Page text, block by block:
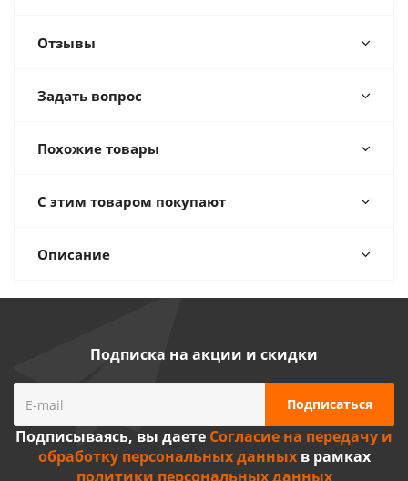
Отзывы
Задать вопрос
Похожие товары
С этим товаром покупают
Описание
Подписка на акции и скидки
Подписываясь, вы даете Согласие на передачу и
обработку персональных данныхв рамках
политики персональных данных